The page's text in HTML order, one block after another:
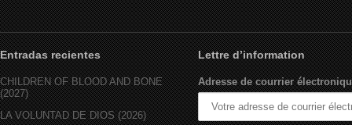
Entradas recientes
CHILDREN OF BLOOD AND BONE
(2027)
LA VOLUNTAD DE DIOS (2026)
Lettre d’information
Adresse de courrier